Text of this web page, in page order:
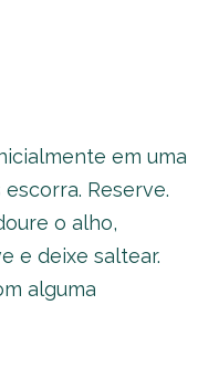
em uma
Reserve.
o alho,
e deixe saltear.
alguma